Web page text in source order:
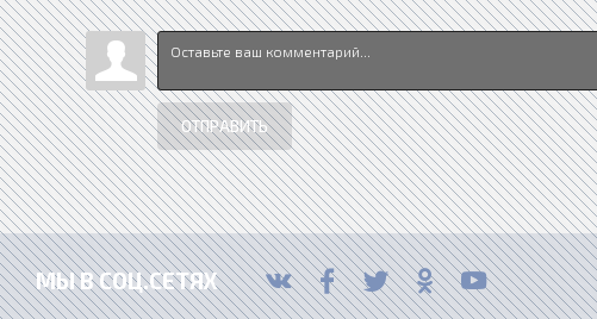
ОТПРАВИТЬ
МЫ В СОЦ.СЕТЯХ